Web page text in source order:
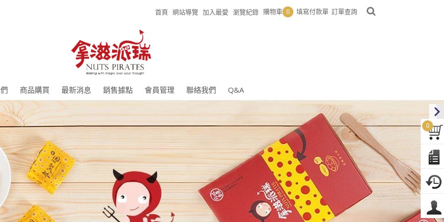
首頁 網站導覽 加入最愛 瀏覽紀錄 購物車 0 填寫付款單 訂單查詢
商品購買 最新消息 銷售據點 會員管理 聯絡我們 Q&A
0